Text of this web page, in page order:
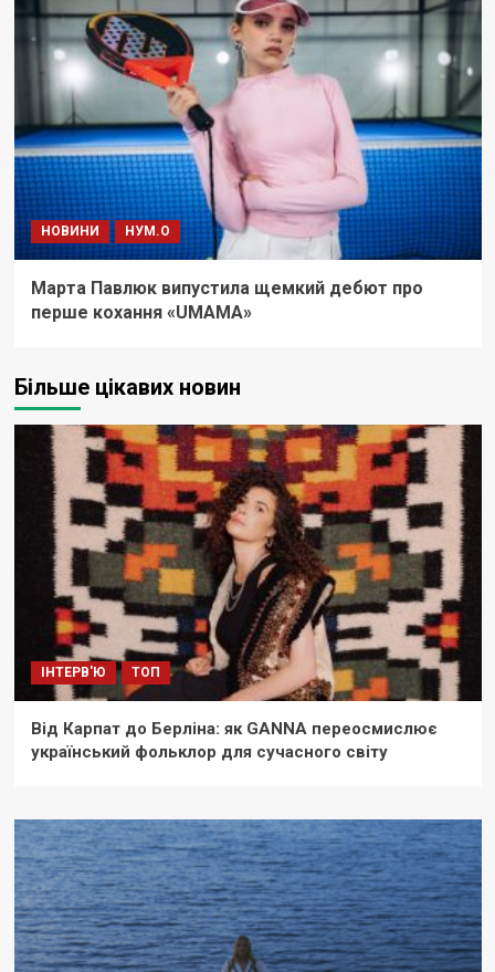
НОВИНИ НУМ.О
Марта Павлюк випустила щемкий дебют про
перше кохання «UМАМА»
Більше цікавих новин
ІНТЕРВ'Ю ТОП
Від Карпат до Берліна: як GANNA переосмислює
український фольклор для сучасного світу